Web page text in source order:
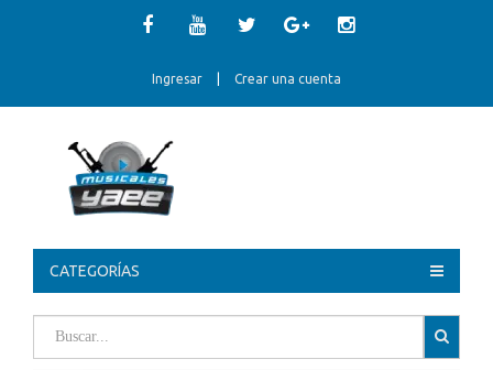
Ingresar Crear una cuenta
CATEGORÍAS